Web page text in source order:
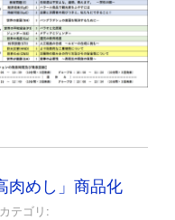
肉めし」商品化
カテゴリ: